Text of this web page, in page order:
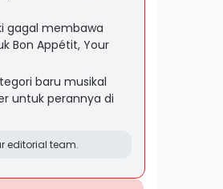
gagal membawa
Bon Appétit, Your
baru musikal
untuk perannya di
editorial team.